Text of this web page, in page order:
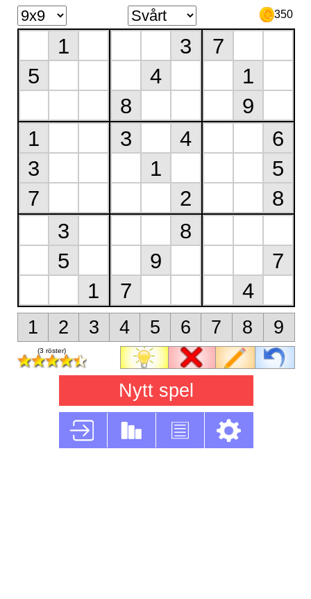
350
1
5
3
4
8
7
1
9
1
3
7
3
4
1
2
6
5
8
3
5
1
8
9
7
7
4
1 2 3 4 5 6 7 8 9
(3 röster)
Nytt spel